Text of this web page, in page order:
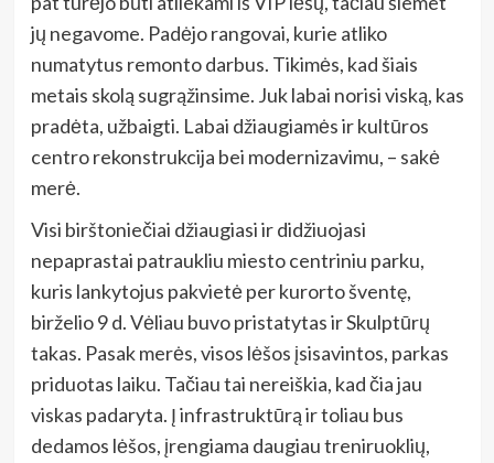
jų negavome. Padėjo rangovai, kurie atliko
numatytus remonto darbus. Tikimės, kad šiais
metais skolą sugrąžinsime. Juk labai norisi viską, kas
pradėta, užbaigti. Labai džiaugiamės ir kultūros
centro rekonstrukcija bei modernizavimu, – sakė
merė.
Visi birštoniečiai džiaugiasi ir didžiuojasi
nepaprastai patraukliu miesto centriniu parku,
kuris lankytojus pakvietė per kurorto šventę,
birželio 9 d. Vėliau buvo pristatytas ir Skulptūrų
takas. Pasak merės, visos lėšos įsisavintos, parkas
priduotas laiku. Tačiau tai nereiškia, kad čia jau
viskas padaryta. Į infrastruktūrą ir toliau bus
dedamos lėšos, įrengiama daugiau treniruoklių,